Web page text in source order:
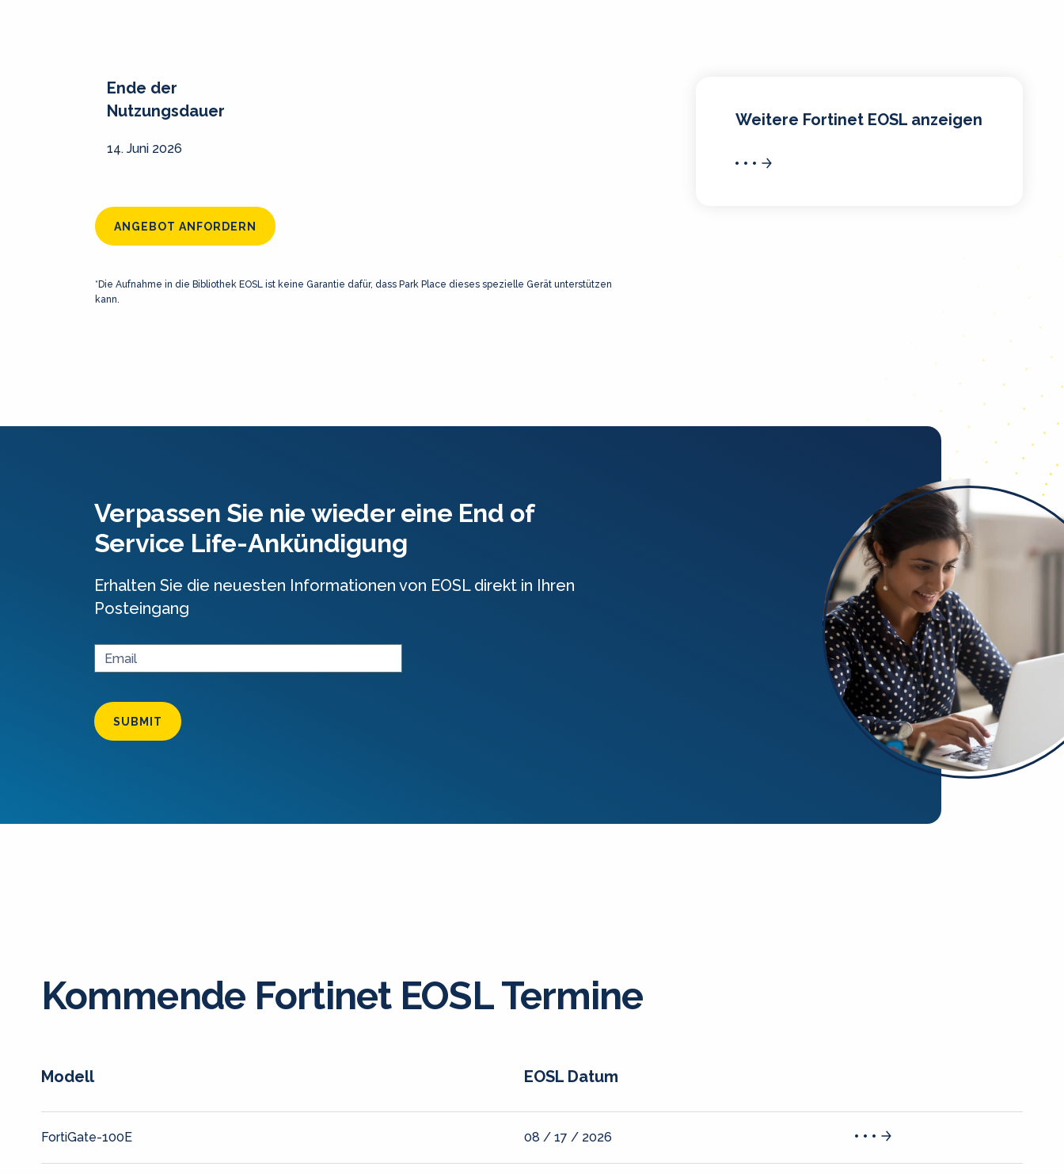
Ende der
Nutzungsdauer
14. Juni 2026
ANGEBOT ANFORDERN
*Die Aufnahme in die Bibliothek EOSL ist keine Garantie dafür, dass Park Place dieses spezielle Gerät unterstützen
kann.
Weitere Fortinet EOSL anzeigen
Verpassen Sie nie wieder eine End of
Service Life-Ankündigung
Erhalten Sie die neuesten Informationen von EOSL direkt in Ihren
Posteingang
SUBMIT
Kommende Fortinet EOSL Termine
Modell EOSL Datum
FortiGate-100E 08 / 17 / 2026